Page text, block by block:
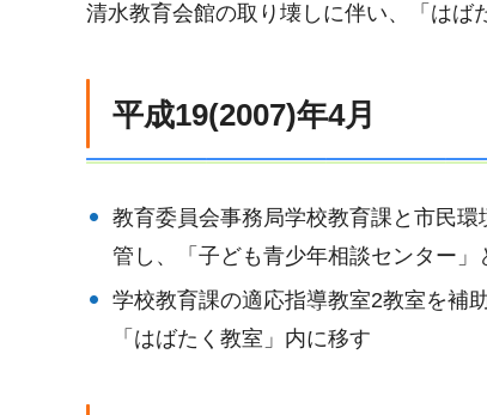
清水教育会館の取り壊しに伴い、「は
平成19(2007)年4月
教育委員会事務局学校教育課と市民
管し、「子ども青少年相談センター
学校教育課の適応指導教室2教室を補
「はばたく教室」内に移す